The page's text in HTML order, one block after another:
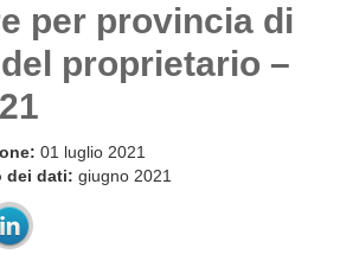
per provincia di
proprietario –
01 luglio 2021
dei dati: giugno 2021